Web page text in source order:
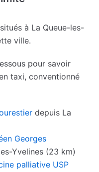
situés à La Queue-les-
ville.
pour savoir
taxi, conventionné
depuis La
Georges
Yvelines (23 km)
palliative USP